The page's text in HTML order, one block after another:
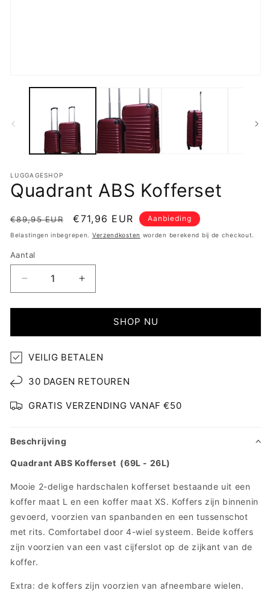
LUGGAGESHOP
Quadrant ABS Kofferset
Normale
prijs
€89,95 EUR Aanbiedingsprijs
€71,96 EUR Aanbieding
Belastingen inbegrepen. Verzendkosten worden berekend bij de checkout.
Aantal
Aantal
verlagen
voor
ABS
Aantal
verhogen
voor
Quadrant
ABS
SHOP NU
VEILIG BETALEN
30 DAGEN RETOUREN
GRATIS VERZENDING VANAF €50
Beschrijving
Quadrant ABS Kofferset (69L - 26L)
Mooie 2-delige hardschalen kofferset bestaande uit een
koffer maat L en een koffer maat XS. Koffers zijn binnenin
gevoerd, voorzien van spanbanden en een tussenschot
met rits. Comfortabel door 4-wiel systeem. Beide koffers
zijn voorzien van een vast cijferslot op de zijkant van de
koffer.
Extra: de koffers zijn voorzien van afneembare wielen.